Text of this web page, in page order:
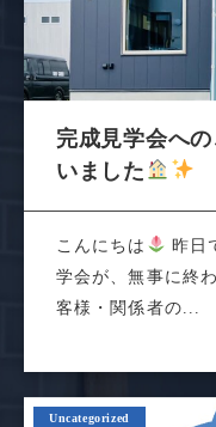
完成見学会へ
いました
こんにちは
昨日
学会が、無事に終
客様・関係者の...
Uncategorized